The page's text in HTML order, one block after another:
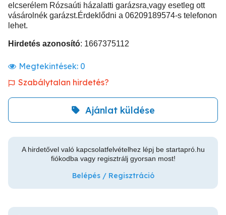
elcserélem Rózsaúti házalatti garázsra,vagy esetleg ott
vásárolnék garázst.Érdeklődni a 06209189574-s telefonon
lehet.
Hirdetés azonosító: 1667375112
Megtekintések: 0
Szabálytalan hirdetés?
Ajánlat küldése
A hirdetővel való kapcsolatfelvételhez lépj be startapró.hu
fiókodba vagy regisztrálj gyorsan most!
Belépés / Regisztráció